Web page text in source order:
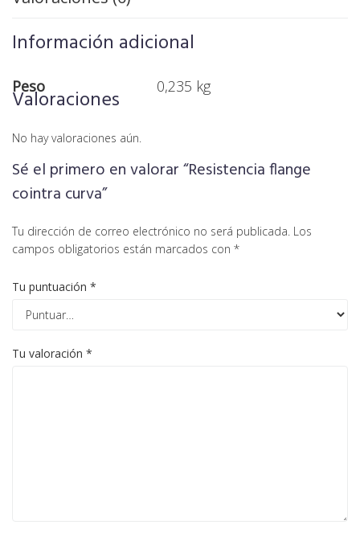
Información adicional
Peso 0,235 kg
Valoraciones
No hay valoraciones aún.
Sé el primero en valorar “Resistencia flange
cointra curva”
Tu dirección de correo electrónico no será publicada. Los
campos obligatorios están marcados con *
Tu puntuación *
Tu valoración *